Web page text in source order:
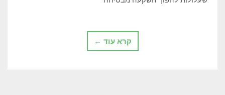
קרא עוד ←